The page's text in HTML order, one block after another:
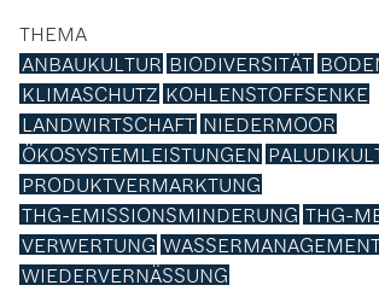
THEMA
ANBAUKULTUR BIODIVERSITÄT
KLIMASCHUTZ KOHLENSTOFFSENKE
LANDWIRTSCHAFT NIEDERMOOR
ÖKOSYSTEMLEISTUNGEN
PRODUKTVERMARKTUNG
THG-EMISSIONSMINDERUNG THG-
VERWERTUNG
WIEDERVERNÄSSUNG